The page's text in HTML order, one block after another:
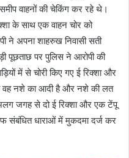
वाहनों की चेकिंग कर रहे थे।
के साथ एक वाहन चोर को
ने अपना शाहरुख निवासी सती
पूछताछ पर पुलिस ने आरोपी की
में से चोरी किए गए ई रिक्शा और
वह नशे का आदी है और नशे की लत
जगह से दो ई रिक्शा और एक टेंपू
संबंधित धाराओं में मुकदमा दर्ज कर